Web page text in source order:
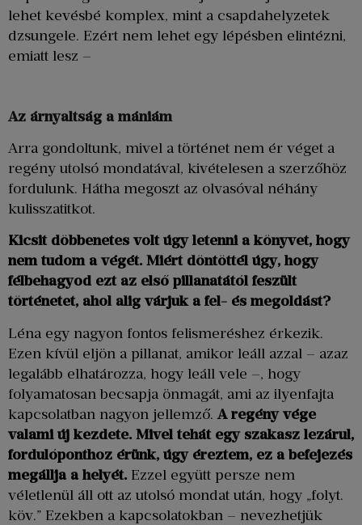
lehet kevésbé komplex, mint a csapdahelyzetek
dzsungele. Ezért nem lehet egy lépésben elintézni,
emiatt lesz –
Az árnyaltság a mániám
Arra gondoltunk, mivel a történet nem ér véget a
regény utolsó mondatával, kivételesen a szerzőhöz
fordulunk. Hátha megoszt az olvasóval néhány
kulisszatitkot.
Kicsit döbbenetes volt úgy letenni a könyvet, hogy
nem tudom a végét. Miért döntöttél úgy, hogy
félbehagyod ezt az első pillanatától feszült
történetet, ahol alig várjuk a fel- és megoldást?
Léna egy nagyon fontos felismeréshez érkezik.
Ezen kívül eljön a pillanat, amikor leáll azzal – azaz
legalább elhatározza, hogy leáll vele –, hogy
folyamatosan becsapja önmagát, ami az ilyenfajta
kapcsolatban nagyon jellemző.A regény vége
valami új kezdete. Mivel tehát egy szakasz lezárul,
fordulóponthoz érünk, úgy éreztem, ez a befejezés
megállja a helyét. Ezzel együtt persze nem
véletlenül áll ott az utolsó mondat után, hogy „folyt.
köv.” Ezekben a kapcsolatokban – nevezhetjük